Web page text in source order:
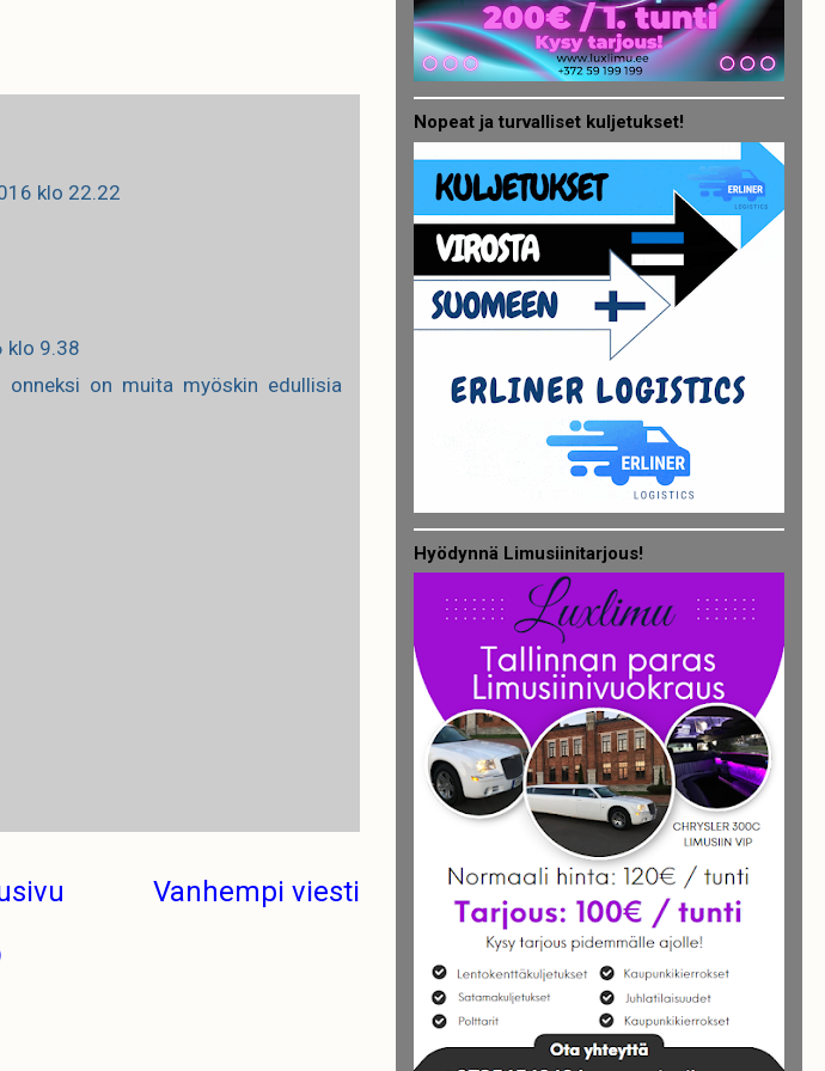
klo 22.22
klo 9.38
onneksi on muita myöskin edullisia
Vanhempi viesti
Nopeat ja turvalliset kuljetukset!
Hyödynnä Limusiinitarjous!